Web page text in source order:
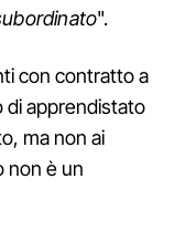
".
con contratto a
apprendistato
ma non ai
non è un